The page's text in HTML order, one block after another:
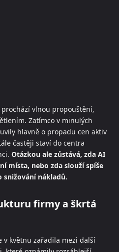
vlnou propouštění,
Zatímco v minulých
hlavně o propadu cen aktiv
častěji staví do centra
Otázkou ale zůstává, zda AI
místa, nebo zda slouží spíše
snižování nákladů.
firmy a škrtá
v květnu zařadila mezi další